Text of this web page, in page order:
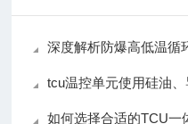
深度解析防爆高低温循
tcu温控单元使用硅油、导
如何选择合适的TCU一